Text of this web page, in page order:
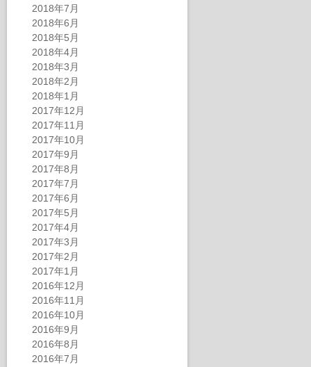
2018年7月
2018年6月
2018年5月
2018年4月
2018年3月
2018年2月
2018年1月
2017年12月
2017年11月
2017年10月
2017年9月
2017年8月
2017年7月
2017年6月
2017年5月
2017年4月
2017年3月
2017年2月
2017年1月
2016年12月
2016年11月
2016年10月
2016年9月
2016年8月
2016年7月